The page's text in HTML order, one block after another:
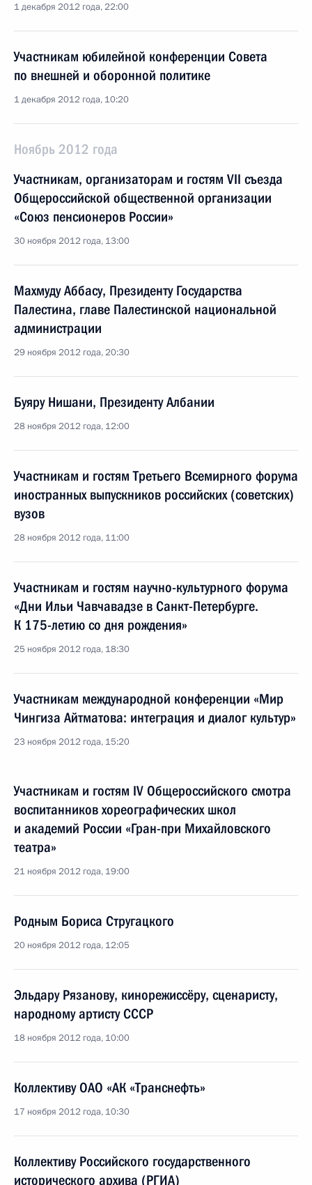
1 декабря 2012 года, 22:00
Участникам юбилейной конференции Совета
по внешней и оборонной политике
1 декабря 2012 года, 10:20
Ноябрь 2012 года
Участникам, организаторам и гостям VII съезда
Общероссийской общественной организации
«Союз пенсионеров России»
30 ноября 2012 года, 13:00
Махмуду Аббасу, Президенту Государства
Палестина, главе Палестинской национальной
администрации
29 ноября 2012 года, 20:30
Буяру Нишани, Президенту Албании
28 ноября 2012 года, 12:00
Участникам и гостям Третьего Всемирного форума
иностранных выпускников российских (советских)
вузов
28 ноября 2012 года, 11:00
Участникам и гостям научно-культурного форума
«Дни Ильи Чавчавадзе в Санкт-Петербурге.
К 175-летию со дня рождения»
25 ноября 2012 года, 18:30
Участникам международной конференции «Мир
Чингиза Айтматова: интеграция и диалог культур»
23 ноября 2012 года, 15:20
Участникам и гостям IV Общероссийского смотра
воспитанников хореографических школ
и академий России «Гран-при Михайловского
театра»
21 ноября 2012 года, 19:00
Родным Бориса Стругацкого
20 ноября 2012 года, 12:05
Эльдару Рязанову, кинорежиссёру, сценаристу,
народному артисту СССР
18 ноября 2012 года, 10:00
Коллективу ОАО «АК «Транснефть»
17 ноября 2012 года, 10:30
Коллективу Российского государственного
исторического архива (РГИА)